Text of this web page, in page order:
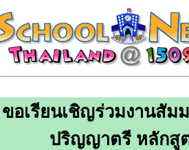
ขอเรียนเชิญร่วมงานสั
ปริญญาตรี หลักสู